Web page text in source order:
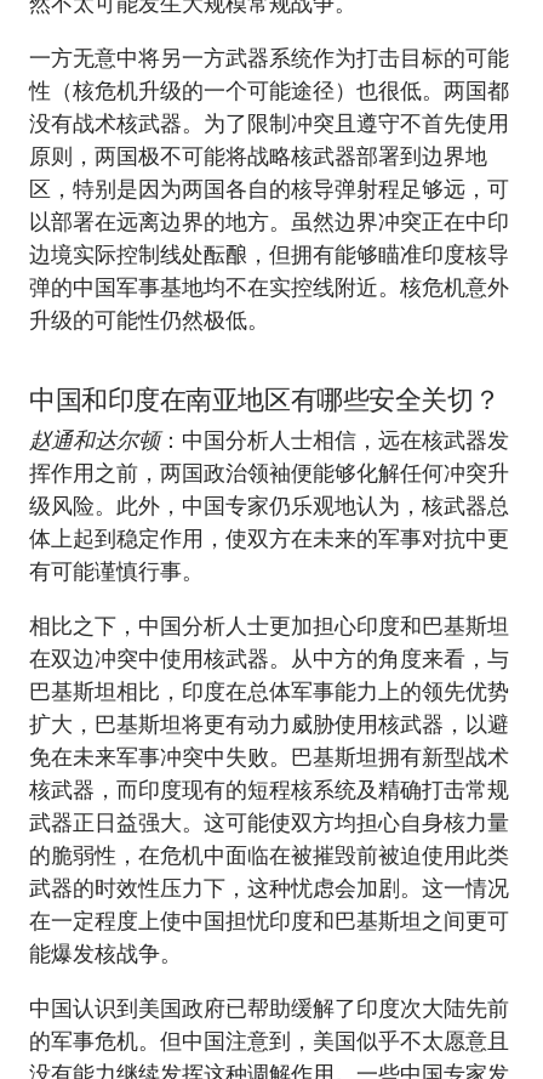
一方无意中将另一方武器系统作为打击目标的可能
性（核危机升级的一个可能途径）也很低。两国都
没有战术核武器。为了限制冲突且遵守不首先使用
原则，两国极不可能将战略核武器部署到边界地
区，特别是因为两国各自的核导弹射程足够远，可
以部署在远离边界的地方。虽然边界冲突正在中印
边境实际控制线处酝酿，但拥有能够瞄准印度核导
弹的中国军事基地均不在实控线附近。核危机意外
升级的可能性仍然极低。
中国和印度在南亚地区有哪些安全关切？
赵通和达尔顿：中国分析人士相信，远在核武器发
挥作用之前，两国政治领袖便能够化解任何冲突升
级风险。此外，中国专家仍乐观地认为，核武器总
体上起到稳定作用，使双方在未来的军事对抗中更
有可能谨慎行事。
相比之下，中国分析人士更加担心印度和巴基斯坦
在双边冲突中使用核武器。从中方的角度来看，与
巴基斯坦相比，印度在总体军事能力上的领先优势
扩大，巴基斯坦将更有动力威胁使用核武器，以避
免在未来军事冲突中失败。巴基斯坦拥有新型战术
核武器，而印度现有的短程核系统及精确打击常规
武器正日益强大。这可能使双方均担心自身核力量
的脆弱性，在危机中面临在被摧毁前被迫使用此类
武器的时效性压力下，这种忧虑会加剧。这一情况
在一定程度上使中国担忧印度和巴基斯坦之间更可
能爆发核战争。
中国认识到美国政府已帮助缓解了印度次大陆先前
的军事危机。但中国注意到，美国似乎不太愿意且